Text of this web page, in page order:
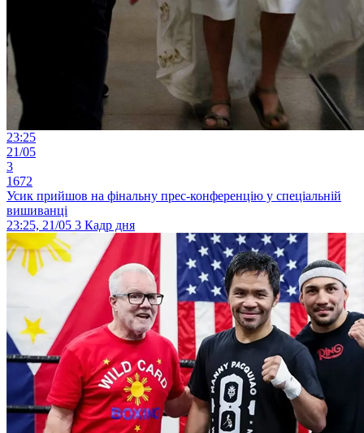
23:25
21/05
3
1672
Усик прийшов на фінальну прес-конференцію у спеціальній
вишиванці
23:25, 21/05 3 Кадр дня